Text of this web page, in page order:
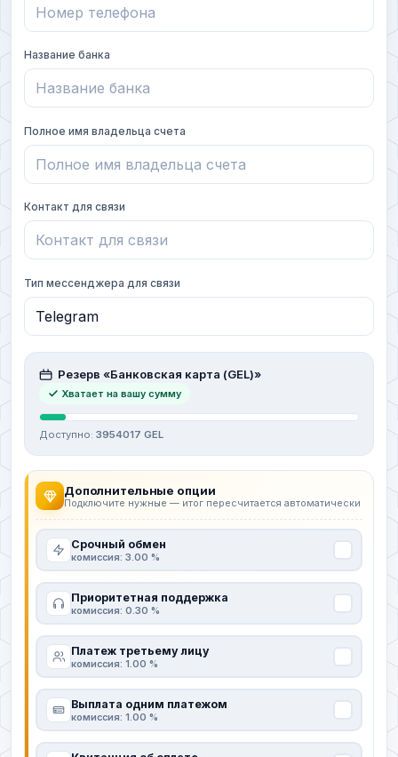
Название банка
Полное имя владельца счета
Контакт для связи
Тип мессенджера для связи
Резерв «Банковская карта (GEL)»
Хватает на вашу сумму
Доступно: 3954017 GEL
Дополнительные опции
Подключите нужные — итог пересчитается автоматически
Срочный обмен
комиссия: 3.00 %
Приоритетная поддержка
комиссия: 0.30 %
Платеж третьему лицу
комиссия: 1.00 %
Выплата одним платежом
комиссия: 1.00 %